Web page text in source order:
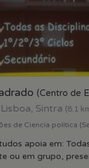
(Centro de
Lisboa, Sintra (8.1
de Ciencia politica
apoia em:
ou em grupo,